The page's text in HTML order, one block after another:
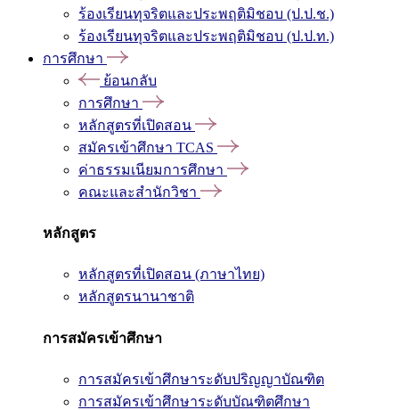
ร้องเรียนทุจริตและประพฤติมิชอบ (ป.ป.ช.)
ร้องเรียนทุจริตและประพฤติมิชอบ (ป.ป.ท.)
การศึกษา
ย้อนกลับ
การศึกษา
หลักสูตรที่เปิดสอน
สมัครเข้าศึกษา TCAS
ค่าธรรมเนียมการศึกษา
คณะและสำนักวิชา
หลักสูตร
หลักสูตรที่เปิดสอน (ภาษาไทย)
หลักสูตรนานาชาติ
การสมัครเข้าศึกษา
การสมัครเข้าศึกษาระดับปริญญาบัณฑิต
การสมัครเข้าศึกษาระดับบัณฑิตศึกษา